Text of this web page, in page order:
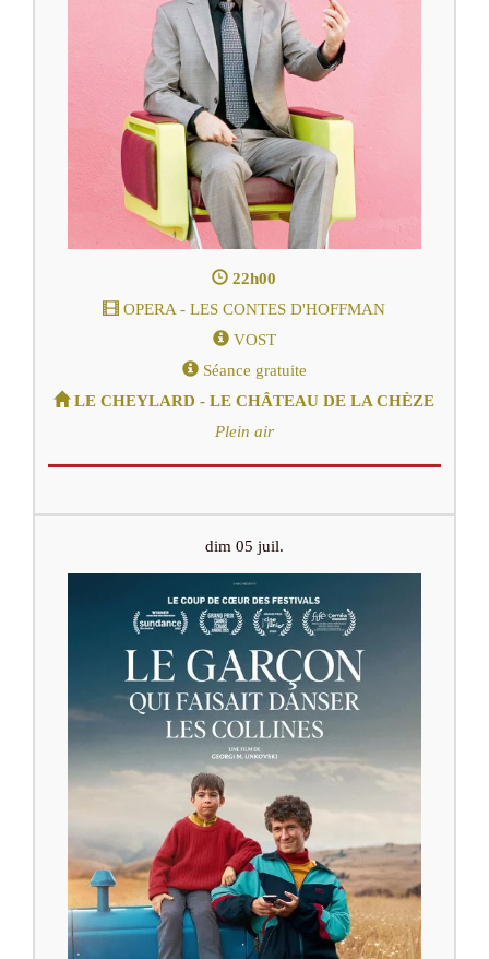
22h00
OPERA - LES CONTES D'HOFFMAN
VOST
Séance gratuite
LE CHEYLARD - LE CHÂTEAU DE LA CHÈZE
Plein air
dim 05 juil.